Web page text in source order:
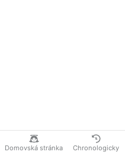
Domovská stránka Chronologicky